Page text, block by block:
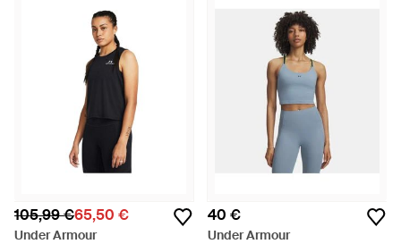
105,99 €65,50 €
Under Armour
40 €
Under Armour